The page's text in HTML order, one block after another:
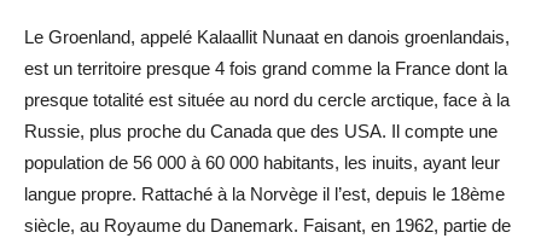
Le Groenland, appelé Kalaallit Nunaat en danois groenlandais,
est un territoire presque 4 fois grand comme la France dont la
presque totalité est située au nord du cercle arctique, face à la
Russie, plus proche du Canada que des USA. Il compte une
population de 56 000 à 60 000 habitants, les inuits, ayant leur
langue propre. Rattaché à la Norvège il l’est, depuis le 18ème
siècle, au Royaume du Danemark. Faisant, en 1962, partie de